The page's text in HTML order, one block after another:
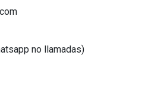
no llamadas)